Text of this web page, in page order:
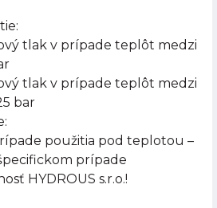
tlak v prípade teplôt medzi
tlak v prípade teplôt medzi
bar
použitia pod teplotou –
prípade
HYDROUS s.r.o.!